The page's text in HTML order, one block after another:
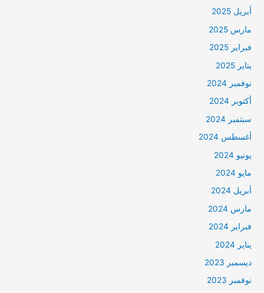
أبريل 2025
مارس 2025
فبراير 2025
يناير 2025
نوفمبر 2024
أكتوبر 2024
سبتمبر 2024
أغسطس 2024
يونيو 2024
مايو 2024
أبريل 2024
مارس 2024
فبراير 2024
يناير 2024
ديسمبر 2023
نوفمبر 2023